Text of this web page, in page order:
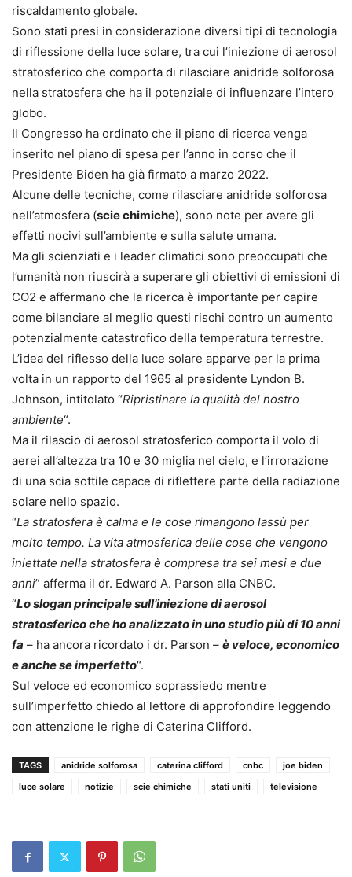
riscaldamento globale.
Sono stati presi in considerazione diversi tipi di tecnologia
di riflessione della luce solare, tra cui l’iniezione di aerosol
stratosferico che comporta di rilasciare anidride solforosa
nella stratosfera che ha il potenziale di influenzare l’intero
globo.
Il Congresso ha ordinato che il piano di ricerca venga
inserito nel piano di spesa per l’anno in corso che il
Presidente Biden ha già firmato a marzo 2022.
Alcune delle tecniche, come rilasciare anidride solforosa
nell’atmosfera (scie chimiche), sono note per avere gli
effetti nocivi sull’ambiente e sulla salute umana.
Ma gli scienziati e i leader climatici sono preoccupati che
l’umanità non riuscirà a superare gli obiettivi di emissioni di
CO2 e affermano che la ricerca è importante per capire
come bilanciare al meglio questi rischi contro un aumento
potenzialmente catastrofico della temperatura terrestre.
L’idea del riflesso della luce solare apparve per la prima
volta in un rapporto del 1965 al presidente Lyndon B.
Johnson, intitolato “Ripristinare la qualità del nostro
ambiente“.
Ma il rilascio di aerosol stratosferico comporta il volo di
aerei all’altezza tra 10 e 30 miglia nel cielo, e l’irrorazione
di una scia sottile capace di riflettere parte della radiazione
solare nello spazio.
“La stratosfera è calma e le cose rimangono lassù per
molto tempo. La vita atmosferica delle cose che vengono
iniettate nella stratosfera è compresa tra sei mesi e due
anni” afferma il dr. Edward A. Parson alla CNBC.
“Lo slogan principale sull’iniezione di aerosol
stratosferico che ho analizzato in uno studio più di 10 anni
fa – ha ancora ricordato i dr. Parson – è veloce, economico
e anche se imperfetto“.
Sul veloce ed economico soprassiedo mentre
sull’imperfetto chiedo al lettore di approfondire leggendo
con attenzione le righe di Caterina Clifford.
TAGS anidride solforosa caterina clifford cnbc
joe biden
luce solare
notizie scie chimiche stati uniti televisione